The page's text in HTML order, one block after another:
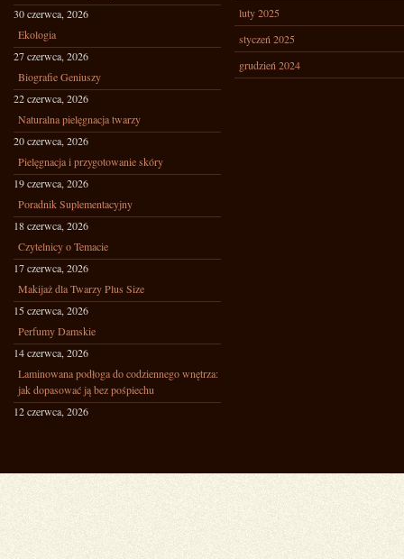
30 czerwca, 2026
Ekologia
27 czerwca, 2026
Biografie Geniuszy
22 czerwca, 2026
Naturalna pielęgnacja twarzy
20 czerwca, 2026
Pielęgnacja i przygotowanie skóry
19 czerwca, 2026
Poradnik Suplementacyjny
18 czerwca, 2026
Czytelnicy o Temacie
17 czerwca, 2026
Makijaż dla Twarzy Plus Size
15 czerwca, 2026
Perfumy Damskie
14 czerwca, 2026
Laminowana podłoga do codziennego wnętrza:
jak dopasować ją bez pośpiechu
12 czerwca, 2026
luty 2025
styczeń 2025
grudzień 2024